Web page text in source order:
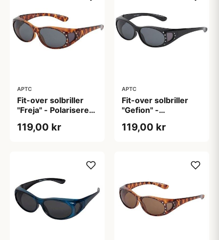
APTC
Fit-over solbriller
"Freja" - Polariseret
cm)
119,00 kr
APTC
Fit-over solbriller
"Gefion" -
B:14,0cm)
119,00 kr